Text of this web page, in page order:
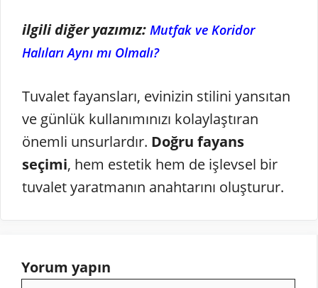
ilgili diğer yazımız: Mutfak ve Koridor
Halıları Aynı mı Olmalı?
Tuvalet fayansları, evinizin stilini yansıtan
ve günlük kullanımınızı kolaylaştıran
önemli unsurlardır. Doğru fayans
seçimi, hem estetik hem de işlevsel bir
tuvalet yaratmanın anahtarını oluşturur.
Yorum yapın